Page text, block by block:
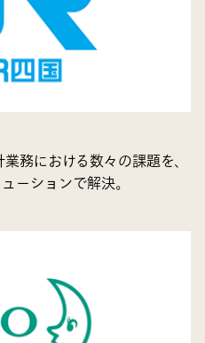
務における数々の課題を、
ーションで解決。